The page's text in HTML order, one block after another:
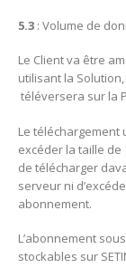
5.3 : Volume de
Le Client va être
utilisant la
téléversera sur la
Le téléchargement
excéder la taille de
de télécharger
serveur ni
abonnement.
L’abonnement
stockables sur